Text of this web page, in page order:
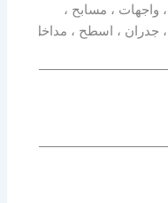
واجهات ، مسابح ،
جدران ، اسطح ، مداخل